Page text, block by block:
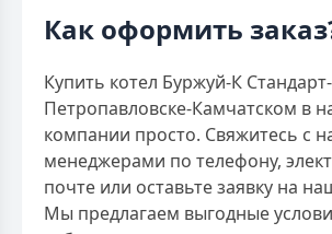
Как оформить
Купить котел Буржуй-К
Петропавловске-Камчатском в
компании просто. Свяжитесь с
менеджерами по телефону,
почте или оставьте заявку на
Мы предлагаем выгодные